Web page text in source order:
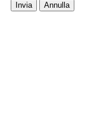
Invia Annulla